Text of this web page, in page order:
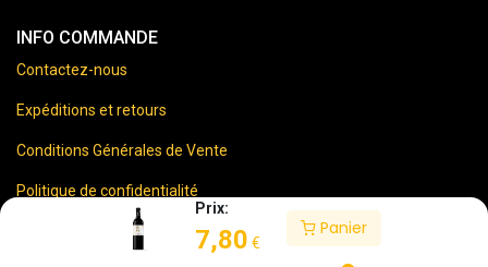
Prix:
7,80 €
Panier
INFO COMMANDE
Contactez-nous
Expéditions et retours
Conditions Générales de Vente
Politique de confidentialité
Mentions Légales